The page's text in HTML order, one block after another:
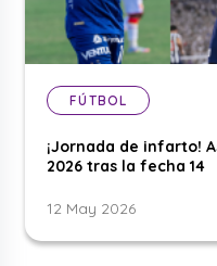
FÚTBOL
¡Jornada de infarto!
2026 tras la fecha 14
12 May 2026